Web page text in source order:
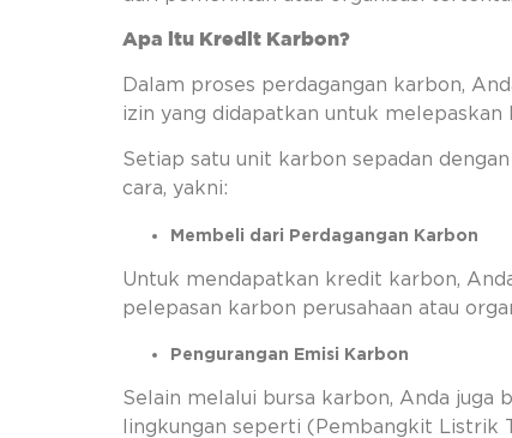
Apa itu Kredit Karbon?
Dalam proses perdagangan karbon,
izin yang didapatkan untuk melepaskan
Setiap satu unit karbon sepadan
cara, yakni:
Membeli dari Perdagangan Karbon
Untuk mendapatkan kredit karbon,
pelepasan karbon perusahaan atau
Pengurangan Emisi Karbon
Selain melalui bursa karbon, Anda
lingkungan seperti (Pembangkit Listrik